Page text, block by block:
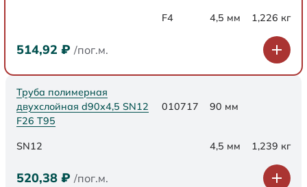
F4 4,5 мм 1,226 кг
514,92 ₽ /пог.м.
Труба полимерная
двухслойная d90х4,5 SN12
F26 Т95
010717 90 мм
SN12 4,5 мм 1,239 кг
520,38 ₽ /пог.м.